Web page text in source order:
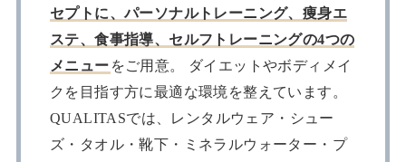
セプトに、パーソナルトレーニング、痩身エ
ステ、食事指導、セルフトレーニングの4つの
メニュー をご用意。 ダイエットやボディメイ
クを目指す方に最適な環境を整えています。
QUALITASでは、レンタルウェア・シュー
ズ・タオル・靴下・ミネラルウォーター・プ